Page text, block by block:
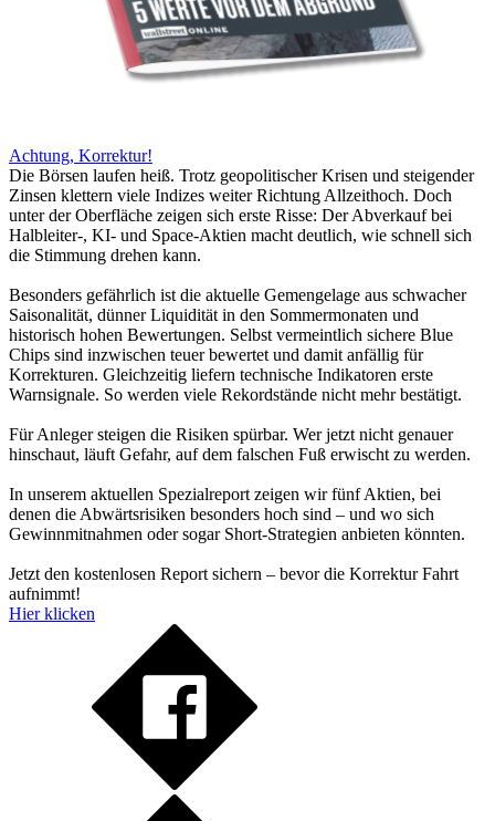
Achtung, Korrektur!
Die Börsen laufen heiß. Trotz geopolitischer Krisen und steigender
Zinsen klettern viele Indizes weiter Richtung Allzeithoch. Doch
unter der Oberfläche zeigen sich erste Risse: Der Abverkauf bei
Halbleiter-, KI- und Space-Aktien macht deutlich, wie schnell sich
die Stimmung drehen kann.
Besonders gefährlich ist die aktuelle Gemengelage aus schwacher
Saisonalität, dünner Liquidität in den Sommermonaten und
historisch hohen Bewertungen. Selbst vermeintlich sichere Blue
Chips sind inzwischen teuer bewertet und damit anfällig für
Korrekturen. Gleichzeitig liefern technische Indikatoren erste
Warnsignale. So werden viele Rekordstände nicht mehr bestätigt.
Für Anleger steigen die Risiken spürbar. Wer jetzt nicht genauer
hinschaut, läuft Gefahr, auf dem falschen Fuß erwischt zu werden.
In unserem aktuellen Spezialreport zeigen wir fünf Aktien, bei
denen die Abwärtsrisiken besonders hoch sind – und wo sich
Gewinnmitnahmen oder sogar Short-Strategien anbieten könnten.
Jetzt den kostenlosen Report sichern – bevor die Korrektur Fahrt
aufnimmt!
Hier klicken